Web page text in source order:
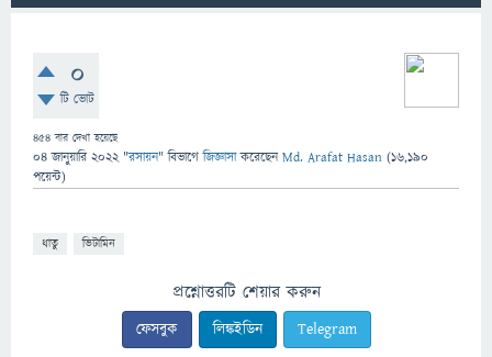
0
টি ভোট
454 বার দেখা হয়েছে
04 জানুয়ারি 2022 "রসায়ন" বিভাগে জিজ্ঞাসাকরেছেনMd. Arafat Hasan (16,190
পয়েন্ট)
ধাতু ভিটামিন
প্রশ্নোত্তরটি শেয়ার করুন
ফেসবুক লিঙ্কইডিন Telegram